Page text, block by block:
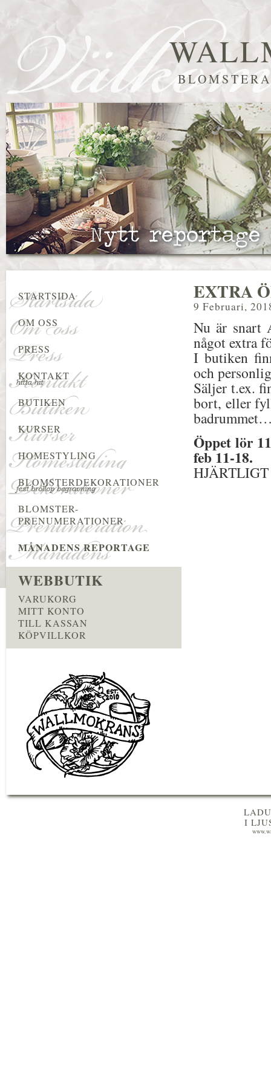
EXTRA
9 Februari,
Nu är snart
något extra
I butiken
och
Säljer t.ex.
bort, eller
Öppet lör
feb 11-18.
STARTSIDA
OM OSS
PRESS
KONTAKT
BUTIKEN
KURSER
HOMESTYLING
BLOMSTERDEKORATIONER
BLOMSTER-
PRENUMERATIONER
MÅNADENS REPORTAGE
WEBBUTIK
VARUKORG
MITT KONTO
TILL KASSAN
KÖPVILLKOR
I